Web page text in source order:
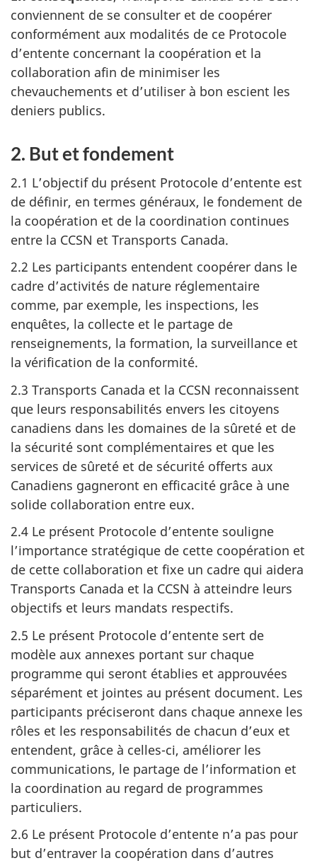
conviennent de se consulter et de coopérer
conformément aux modalités de ce Protocole
d’entente concernant la coopération et la
collaboration afin de minimiser les
chevauchements et d’utiliser à bon escient les
deniers publics.
2. But et fondement
2.1 L’objectif du présent Protocole d’entente est
de définir, en termes généraux, le fondement de
la coopération et de la coordination continues
entre la CCSN et Transports Canada.
2.2 Les participants entendent coopérer dans le
cadre d’activités de nature réglementaire
comme, par exemple, les inspections, les
enquêtes, la collecte et le partage de
renseignements, la formation, la surveillance et
la vérification de la conformité.
2.3 Transports Canada et la CCSN reconnaissent
que leurs responsabilités envers les citoyens
canadiens dans les domaines de la sûreté et de
la sécurité sont complémentaires et que les
services de sûreté et de sécurité offerts aux
Canadiens gagneront en efficacité grâce à une
solide collaboration entre eux.
2.4 Le présent Protocole d’entente souligne
l’importance stratégique de cette coopération et
de cette collaboration et fixe un cadre qui aidera
Transports Canada et la CCSN à atteindre leurs
objectifs et leurs mandats respectifs.
2.5 Le présent Protocole d’entente sert de
modèle aux annexes portant sur chaque
programme qui seront établies et approuvées
séparément et jointes au présent document. Les
participants préciseront dans chaque annexe les
rôles et les responsabilités de chacun d’eux et
entendent, grâce à celles-ci, améliorer les
communications, le partage de l’information et
la coordination au regard de programmes
particuliers.
2.6 Le présent Protocole d’entente n’a pas pour
but d’entraver la coopération dans d’autres